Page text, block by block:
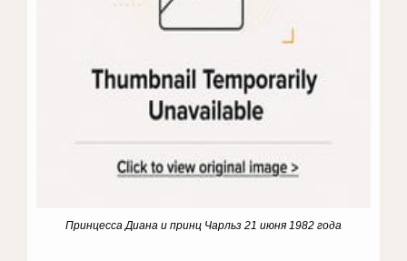
Принцесса Диана и принц Чарльз 21 июня 1982 года